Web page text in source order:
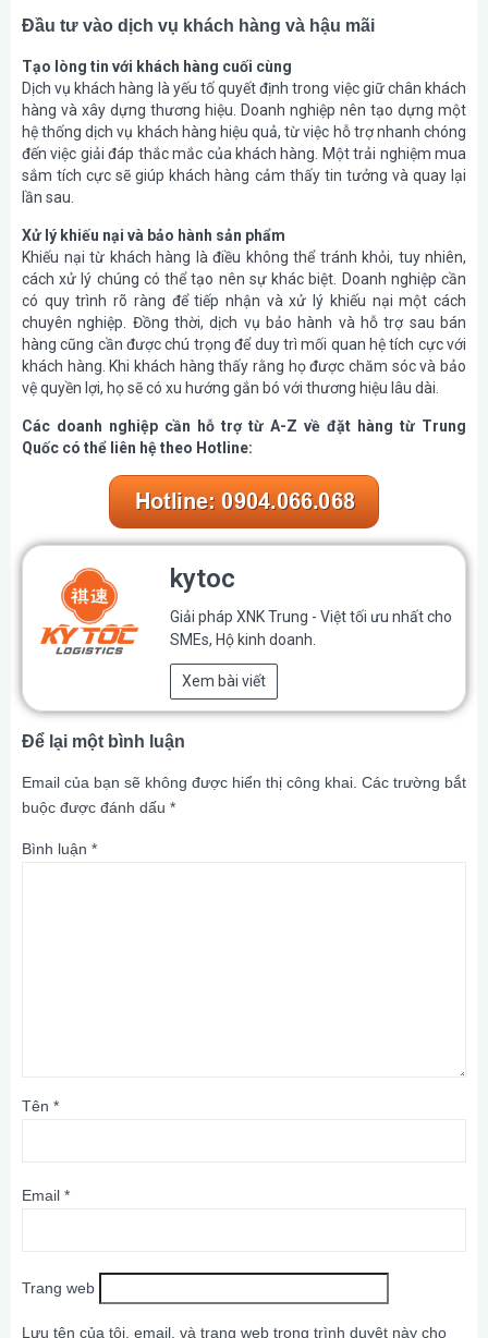
Đầu tư vào dịch vụ khách hàng và hậu mãi
Tạo lòng tin với khách hàng cuối cùng
Dịch vụ khách hàng là yếu tố quyết định trong việc giữ chân khách
hàng và xây dựng thương hiệu. Doanh nghiệp nên tạo dựng một
hệ thống dịch vụ khách hàng hiệu quả, từ việc hỗ trợ nhanh chóng
đến việc giải đáp thắc mắc của khách hàng. Một trải nghiệm mua
sắm tích cực sẽ giúp khách hàng cảm thấy tin tưởng và quay lại
lần sau.
Xử lý khiếu nại và bảo hành sản phẩm
Khiếu nại từ khách hàng là điều không thể tránh khỏi, tuy nhiên,
cách xử lý chúng có thể tạo nên sự khác biệt. Doanh nghiệp cần
có quy trình rõ ràng để tiếp nhận và xử lý khiếu nại một cách
chuyên nghiệp. Đồng thời, dịch vụ bảo hành và hỗ trợ sau bán
hàng cũng cần được chú trọng để duy trì mối quan hệ tích cực với
khách hàng. Khi khách hàng thấy rằng họ được chăm sóc và bảo
vệ quyền lợi, họ sẽ có xu hướng gắn bó với thương hiệu lâu dài.
Các doanh nghiệp cần hỗ trợ từ A-Z về đặt hàng từ Trung
Quốc có thể liên hệ theo Hotline:
kytoc
Giải pháp XNK Trung - Việt tối ưu nhất cho
SMEs, Hộ kinh doanh.
Xem bài viết
Để lại một bình luận
Email của bạn sẽ không được hiển thị công khai. Các trường bắt
buộc được đánh dấu *
Bình luận *
Tên *
Email *
Trang web
Lưu tên của tôi, email, và trang web trong trình duyệt này cho